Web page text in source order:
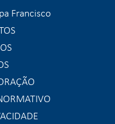
Francisco